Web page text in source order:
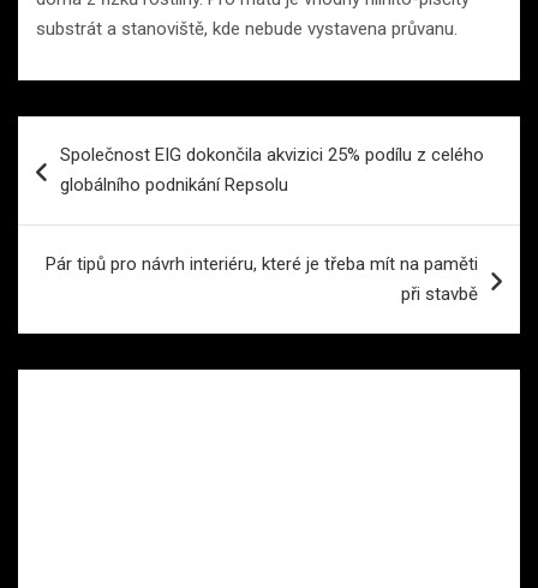
substrát a stanoviště, kde nebude vystavena průvanu.
proSpolečnost EIG dokončila akvizici 25% podílu z celého
globálního podnikání Repsolu
Pár tipů pro návrh interiéru, které je třeba mít na paměti
při stavbě